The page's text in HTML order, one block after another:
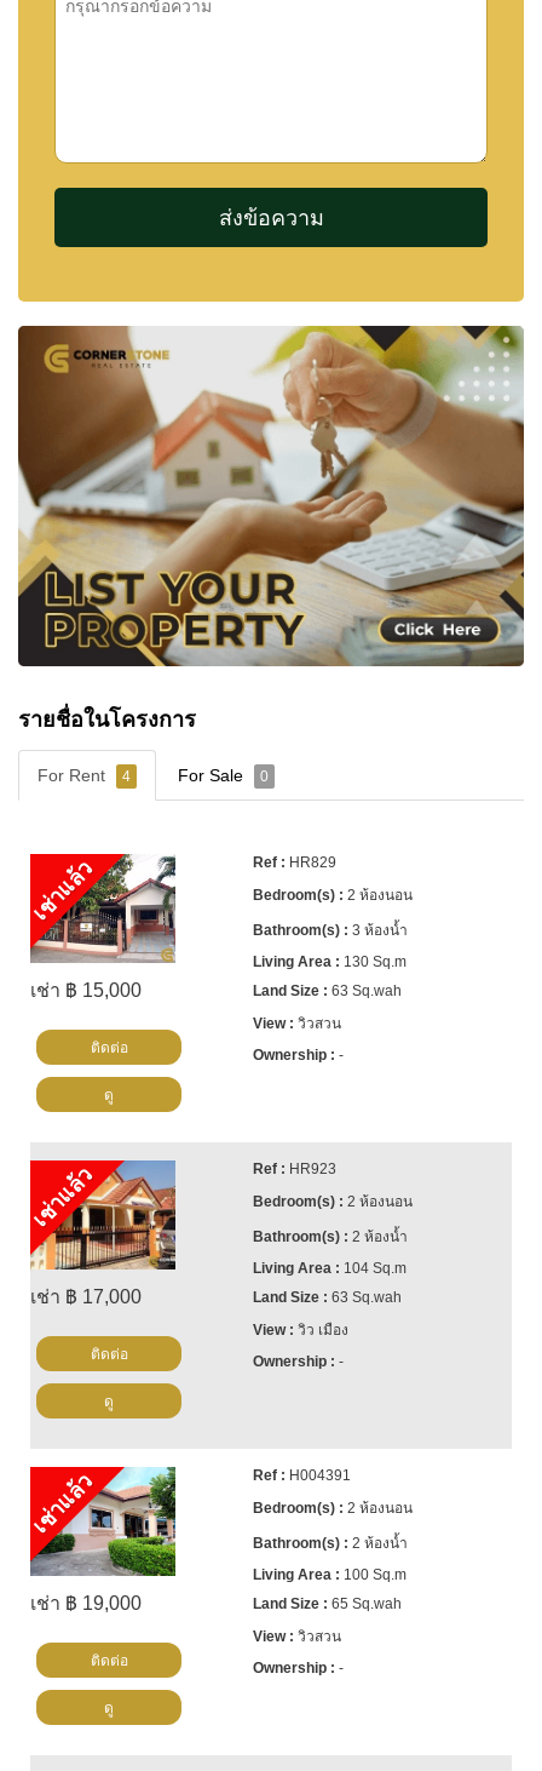
ด้วยระบบ Property Alert ของเรา คุณสามารถระบุ
ความต้องการ และรับการแจ้งเตือนทันทีเมื่อมีทรัพย์ที่
ตรงกับคุณเข้าสู่ตลาด
👉https://cornerstone.co.th/th/property-alert-
pattaya-be-first-to-the-right-properties
รายละเอียดการติดต่อ
🏆 ภูมิใจที่ได้รับรางวัล“Best Pattaya Real Estate
Experience 2025”จาก Nestopa Thailand
หากคุณกำลังมองหาบ้านสำหรับครอบครัวใน East
Pattaya ทีมงานCornerstone Real Estateพร้อม
ช่วยคุณค้นหาทรัพย์ที่เหมาะสมที่สุด
💬 LINE ID: @cornerstonepattaya
📞 +66 (0)38 411250
📧info@cornerstone.co.th
🌐www.cornerstone.co.th
🔹 ติดตาม Cornerstone Real Estate
▶️ YouTube:
https://www.youtube.com/@CornerstoneRealEstate
▶️ Facebook:
https://www.facebook.com/
▶️ Instagram:
https://www.instagram.com/cornerstonepattaya/
รายชื่อในโครงการ
For Rent 4 For Sale 0
เช่าแล้ว
เช่า ฿ 15,000
HR829
2 ห้องนอน
3 ห้องน้ำ
130 Sq.m
63 Sq.wah
วิวสวน
-
ติดต่อ
ดู
เช่าแล้ว
เช่า ฿ 17,000
HR923
2 ห้องนอน
2 ห้องน้ำ
104 Sq.m
63 Sq.wah
วิว เมือง
-
ติดต่อ
ดู
เช่าแล้ว
เช่า ฿ 19,000
H004391
2 ห้องนอน
2 ห้องน้ำ
100 Sq.m
65 Sq.wah
วิวสวน
-
ติดต่อ
ดู